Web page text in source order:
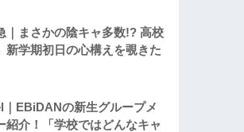
｜まさかの陰キャ多数!? 高校
新学期初日の心構えを覗きた
｜EBiDANの新生グループメ
紹介！「学校ではどんなキャ